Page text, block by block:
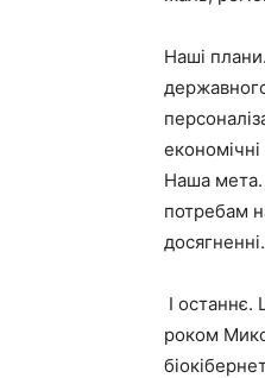
Наші
економічні
Наша мета.
потребам
досягненні.
І
роком